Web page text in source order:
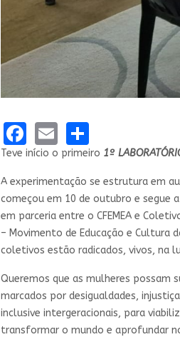
Facebook
Email
Teve início o primeiro 1º
A experimentação se estrutura em
começou em 10 de outubro e segue
em parceria entre o CFEMEA e
– Movimento de Educação e
coletivos estão radicados, vivos, na
Queremos que as mulheres
marcados por desigualdades,
inclusive intergeracionais, para
transformar o mundo e aprofundar